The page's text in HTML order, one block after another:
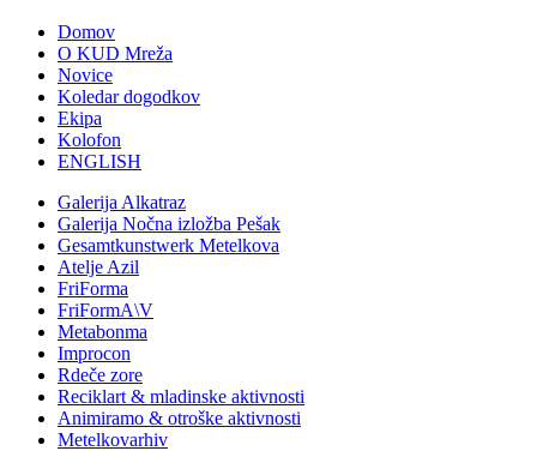
Domov
O KUD Mreža
Novice
Koledar dogodkov
Ekipa
Kolofon
ENGLISH
Galerija Alkatraz
Galerija Nočna izložba Pešak
Gesamtkunstwerk Metelkova
Atelje Azil
FriForma
FriFormA\V
Metabonma
Improcon
Rdeče zore
Reciklart & mladinske aktivnosti
Animiramo & otroške aktivnosti
Metelkovarhiv